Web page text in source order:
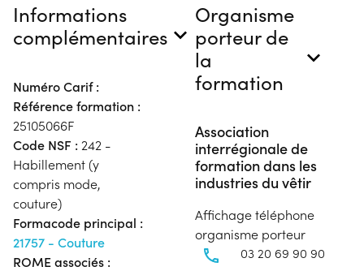
Informations
complémentaires
Numéro Carif :
Référence formation :
25105066F
Code NSF : 242 -
Habillement (y
compris mode,
couture)
Formacode principal :
21757 - Couture
ROME associés :
Organisme
porteur de
la
formation
Association
interrégionale de
formation dans les
industries du vêtir
Affichage téléphone
organisme porteur
03 20 69 90 90